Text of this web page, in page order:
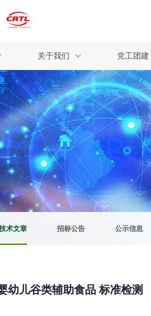
关于我们 党工团建
三废监测
二噁英检测
矿山资源调查
环境风险评估
环境风险评价
方案
SOLUTIONS
产业提供一站式
解决方案。
产品
固废
土壤
生态环
消毒
空气
公共
术文章 招标公告 公示信息
幼儿谷类辅助食品 标准检测